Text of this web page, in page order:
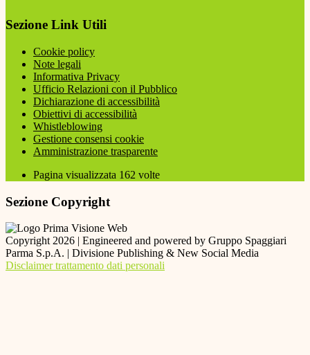
Sezione Link Utili
Cookie policy
Note legali
Informativa Privacy
Ufficio Relazioni con il Pubblico
Dichiarazione di accessibilità
Obiettivi di accessibilità
Whistleblowing
Gestione consensi cookie
Amministrazione trasparente
Pagina visualizzata 162 volte
Sezione Copyright
Copyright 2026 | Engineered and powered by Gruppo Spaggiari
Parma S.p.A. | Divisione Publishing & New Social Media
Disclaimer trattamento dati personali